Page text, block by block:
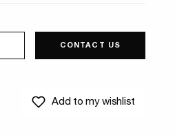
CONTACT US
Add to my wishlist